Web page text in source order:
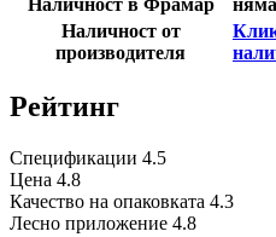
Наличност от
производителя
Рейтинг
Спецификации 4.5
Цена 4.8
Качество на опаковката 4.3
Лесно приложение 4.8